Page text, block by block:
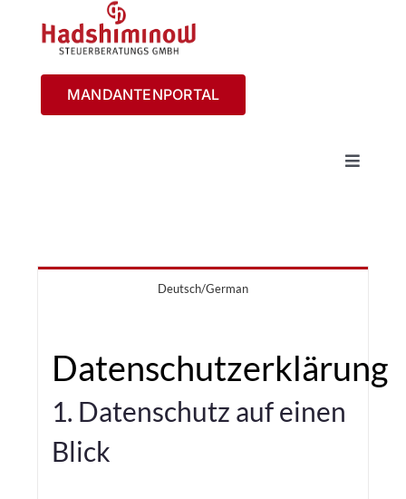
springen
MANDANTENPORTAL
Toggle
Karriere
Deutsch/German
Datenschutzerklärung
1. Datenschutz auf einen
Blick